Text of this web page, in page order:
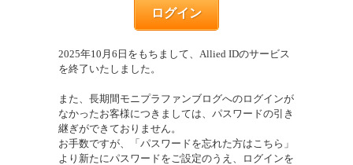
ログイン
2025年10月6日をもちまして、Allied IDのサービス
を終了いたしました。
また、長期間モニプラファンブログへのログインが
なかったお客様につきましては、パスワードの引き
継ぎができておりません。
お手数ですが、「パスワードを忘れた方はこちら」
より新たにパスワードをご設定のうえ、ログインを